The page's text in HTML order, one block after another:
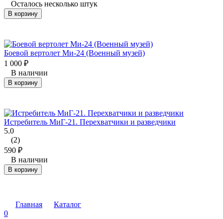
Осталось несколько штук
В корзину
Боевой вертолет Ми-24 (Военный музей)
1 000 ₽
В наличии
В корзину
Истребитель МиГ-21. Перехватчики и разведчики
5.0
(2)
590 ₽
В наличии
В корзину
Главная
Каталог
0